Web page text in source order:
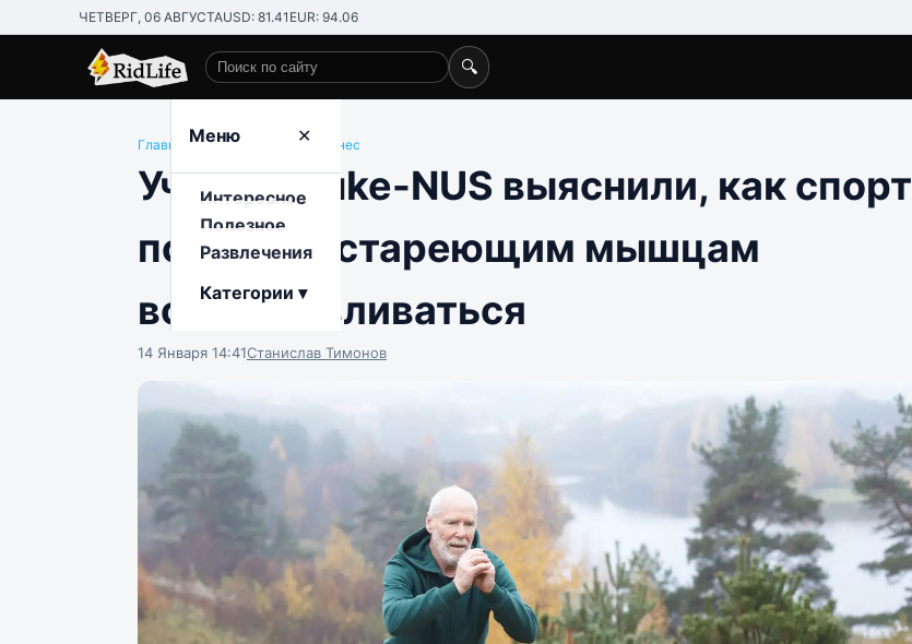
ЧЕТВЕРГ, 06 АВГУСТАUSD: 81.41 EUR: 94.06
Поиск по сайту
🔍
Меню ✕
Интересное
Полезное
Развлечения
Категории ▾
Главная/Полезное Спорт и фитнес
Ученые Duke-NUS выяснили, как спорт
помогает стареющим мышцам
восстанавливаться
14 Января 14:41Станислав Тимонов